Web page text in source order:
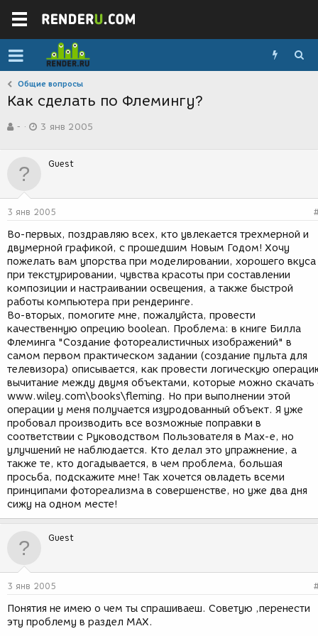
Общие вопросы
Как сделать по Флемингу?
в
р
-
а
д
н
и
я
3 янв 2005
Guest
3 янв 2005
Во-первых, поздравляю всех, кто увлекается трехмерной и
двумерной графикой, с прошедшим Новым Годом! Хочу
пожелать вам упорства при моделировании, хорошего вкуса
при текстурировании, чувства красоты при составлении
композиции и настраивании освещения, а также быстрой
работы компьютера при рендеринге.
Во-вторых, помогите мне, пожалуйста, провести
качественную опрецию boolean. Проблема: в книге Билла
Флеминга "Создание фотореалистичных изображений" в
самом первом практическом задании (создание пульта для
телевизора) описывается, как провести логическую
вычитание между двумя объектами, которые можно скачать
www.wiley.com\books\fleming. Но при выполнении этой
операции у меня получается изуродованный объект. Я уже
пробовал производить все возможные поправки в
соответствии с Руководством Пользователя в Max-е, но
улучшений не наблюдается. Кто делал это упражнение, а
также те, кто догадывается, в чем проблема, большая
просьба, подскажите мне! Так хочется овладеть всеми
принципами фотореализма в совершенстве, но уже два дня
сижу на одном месте!
Guest
3 янв 2005
Понятия не имею о чем ты спрашиваеш. Советую ,перенести
эту проблему в раздел МАХ.